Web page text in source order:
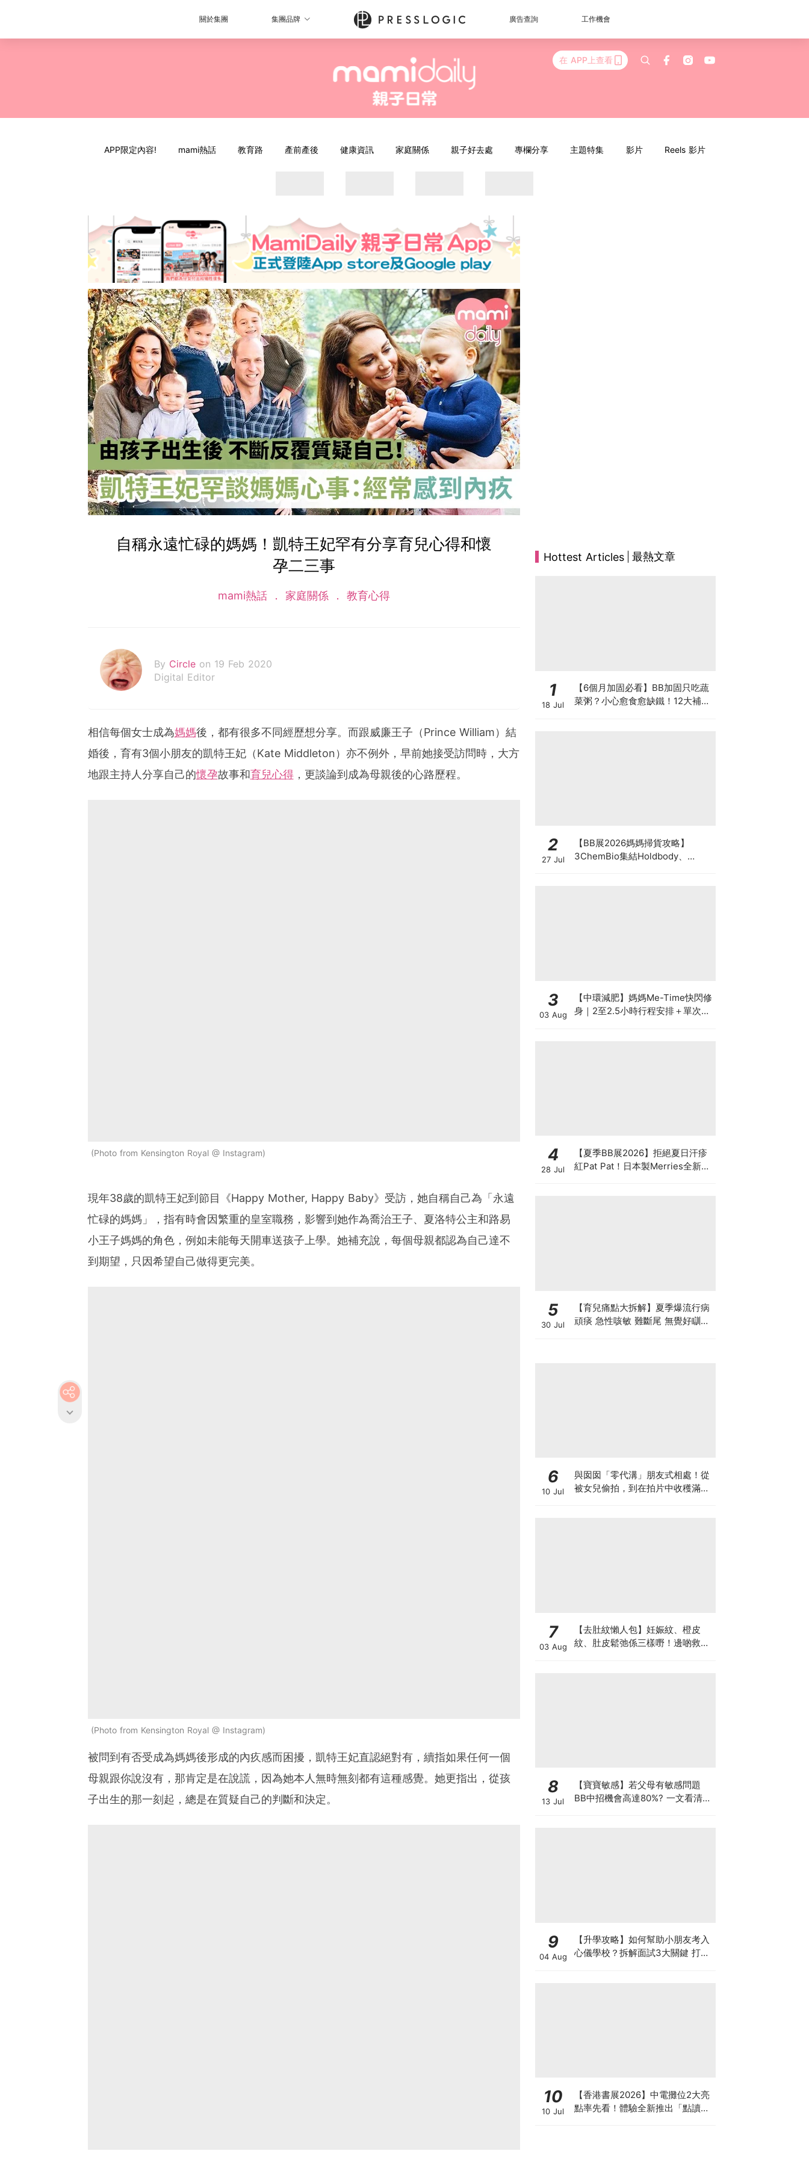
關於集團 集團品牌 廣告查詢 工作機會
在 APP上查看
APP限定內容! mami熱話 教育路 產前產後 健康資訊 家庭關係 親子好去處 專欄分享 主題特集 影片 Reels 影片
自稱永遠忙碌的媽媽！凱特王妃罕有分享育兒心得和懷
孕二三事
mami熱話 家庭關係 教育心得
By Circle on 19 Feb 2020
Digital Editor
相信每個女士成為媽媽後，都有很多不同經歷想分享。而跟威廉王子（Prince William）結
婚後，育有3個小朋友的凱特王妃（Kate Middleton）亦不例外，早前她接受訪問時，大方
地跟主持人分享自己的懷孕故事和育兒心得，更談論到成為母親後的心路歷程。
Photo from Kensington Royal @ Instagram
現年38歲的凱特王妃到節目《Happy Mother, Happy Baby》受訪，她自稱自己為「永遠
忙碌的媽媽」，指有時會因繁重的皇室職務，影響到她作為喬治王子、夏洛特公主和路易
小王子媽媽的角色，例如未能每天開車送孩子上學。她補充說，每個母親都認為自己達不
到期望，只因希望自己做得更完美。
Photo from Kensington Royal @ Instagram
被問到有否受成為媽媽後形成的內疚感而困擾，凱特王妃直認絕對有，續指如果任何一個
母親跟你說沒有，那肯定是在說謊，因為她本人無時無刻都有這種感覺。她更指出，從孩
子出生的那一刻起，總是在質疑自己的判斷和決定。
Hottest Articles 最熱文章
1
18 Jul
【6個月加固必看】BB加固只吃蔬
菜粥？小心愈食愈缺鐵！12大補鐵
2
27 Jul
【BB展2026媽媽掃貨攻略】
3ChemBio集結Holdbody、
3
03 Aug
【中環減肥】媽媽Me-Time快閃修
身｜2至2.5小時行程安排＋單次收
4
28 Jul
【夏季BB展2026】拒絕夏日汗疹
紅Pat Pat！日本製Merries全新超
5
30 Jul
【育兒痛點大拆解】夏季爆流行病
頑痰 急性咳敏 難斷尾 無覺好瞓？
6
10 Jul
與囡囡「零代溝」朋友式相處！從
被女兒偷拍，到在拍片中收穫滿足
7
03 Aug
【去肚紋懶人包】妊娠紋、橙皮
紋、肚皮鬆弛係三樣嘢！邊啲救得
8
13 Jul
【寶寶敏感】若父母有敏感問題
BB中招機會高達80%? 一文看清預
9
04 Aug
【升學攻略】如何幫助小朋友考入
心儀學校？拆解面試3大關鍵 打好
10
10 Jul
【香港書展2026】中電攤位2大亮
點率先看！體驗全新推出「點讀故